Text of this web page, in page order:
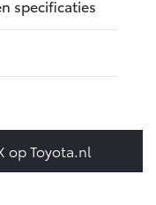
specificaties
op Toyota.nl